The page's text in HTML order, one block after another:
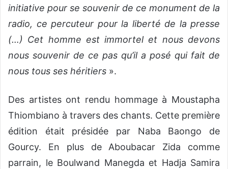
initiative pour se souvenir de ce monument de la
radio, ce percuteur pour la liberté de la presse
(…) Cet homme est immortel et nous devons
nous souvenir de ce pas qu’il a posé qui fait de
nous tous ses héritiers ».
Des artistes ont rendu hommage à Moustapha
Thiombiano à travers des chants. Cette première
édition était présidée par Naba Baongo de
Gourcy. En plus de Aboubacar Zida comme
parrain, le Boulwand Manegda et Hadja Samira